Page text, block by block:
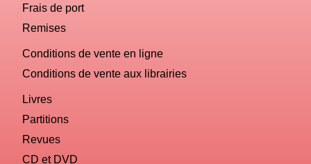
Frais de port
Remises
Conditions de vente en ligne
Conditions de vente aux librairies
Livres
Partitions
Revues
CD et DVD